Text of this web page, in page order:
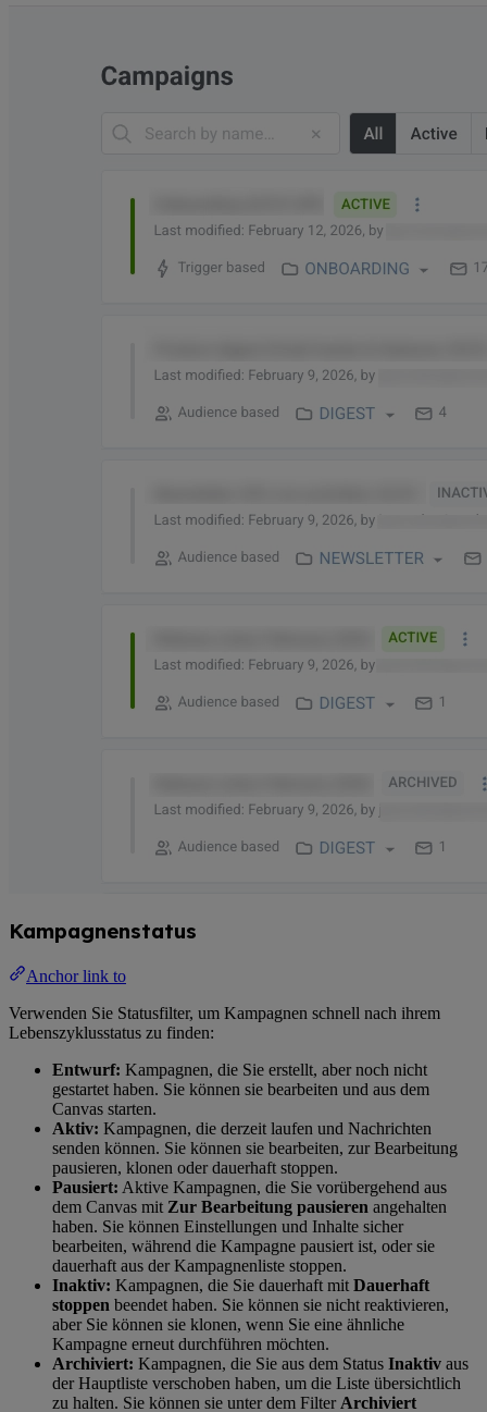
Kampagnenstatus
Anchor link to
Verwenden Sie Statusfilter, um Kampagnen schnell nach ihrem
Lebenszyklusstatus zu finden:
Entwurf: Kampagnen, die Sie erstellt, aber noch nicht
gestartet haben. Sie können sie bearbeiten und aus dem
Canvas starten.
Aktiv: Kampagnen, die derzeit laufen und Nachrichten
senden können. Sie können sie bearbeiten, zur Bearbeitung
pausieren, klonen oder dauerhaft stoppen.
Pausiert: Aktive Kampagnen, die Sie vorübergehend aus
dem Canvas mit Zur Bearbeitung pausieren angehalten
haben. Sie können Einstellungen und Inhalte sicher
bearbeiten, während die Kampagne pausiert ist, oder sie
dauerhaft aus der Kampagnenliste stoppen.
Inaktiv: Kampagnen, die Sie dauerhaft mit Dauerhaft
stoppen beendet haben. Sie können sie nicht reaktivieren,
aber Sie können sie klonen, wenn Sie eine ähnliche
Kampagne erneut durchführen möchten.
Archiviert: Kampagnen, die Sie aus dem Status Inaktiv aus
der Hauptliste verschoben haben, um die Liste übersichtlich
zu halten. Sie können sie unter dem Filter Archiviert